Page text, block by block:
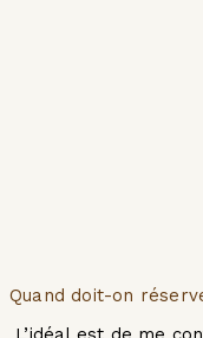
Quand doit-on